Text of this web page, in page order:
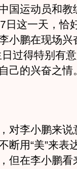
运动员和教
日这一天，恰
小鹏在现场兴
过得特别有
己的兴奋之情
李小鹏来说
断用“美”来表
但在李小鹏看